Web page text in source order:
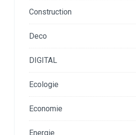
Construction
Deco
DIGITAL
Ecologie
Economie
Energie